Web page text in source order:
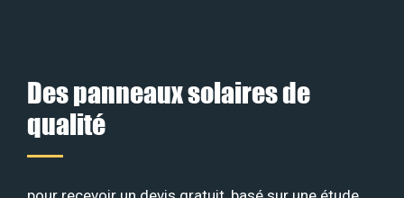
Des panneaux solaires de
qualité